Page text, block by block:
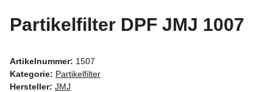
Partikelfilter DPF JMJ 1007
Artikelnummer: 1507
Kategorie: Partikelfilter
Hersteller: JMJ